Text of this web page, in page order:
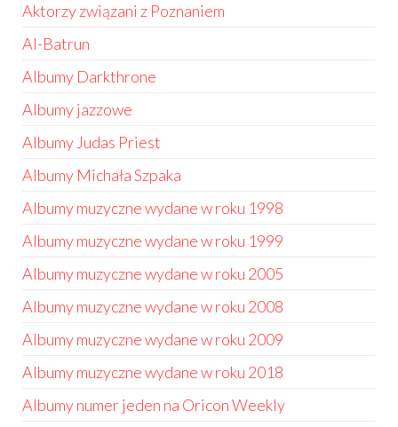
Aktorzy związani z Poznaniem
Al-Batrun
Albumy Darkthrone
Albumy jazzowe
Albumy Judas Priest
Albumy Michała Szpaka
Albumy muzyczne wydane w roku 1998
Albumy muzyczne wydane w roku 1999
Albumy muzyczne wydane w roku 2005
Albumy muzyczne wydane w roku 2008
Albumy muzyczne wydane w roku 2009
Albumy muzyczne wydane w roku 2018
Albumy numer jeden na Oricon Weekly